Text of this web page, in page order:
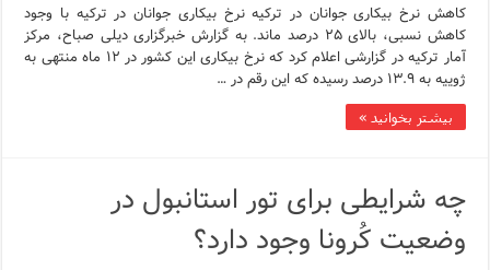
کاهش نرخ بیکاری جوانان در ترکیه نرخ بیکاری جوانان در ترکیه با وجود
کاهش نسبی، بالای ۲۵ درصد ماند. به گزارش خبرگزاری دیلی صباح، مرکز
آمار ترکیه در گزارشی اعلام کرد که نرخ بیکاری این کشور در ۱۲ ماه منتهی به
ژوییه به ۱۳.۹ درصد رسیده که این رقم در …
بیشتر بخوانید »
چه شرایطی برای تور استانبول در
وضعیت کُرونا وجود دارد؟